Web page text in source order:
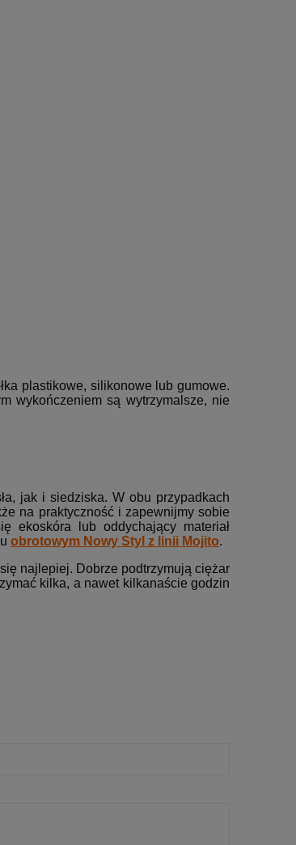
plastikowe, silikonowe lub gumowe.
wykończeniem są wytrzymalsze, nie
jak i siedziska. W obu przypadkach
na praktyczność i zapewnijmy sobie
ekoskóra lub oddychający materiał
obrotowym Nowy Styl z linii Mojito.
najlepiej. Dobrze podtrzymują ciężar
kilka, a nawet kilkanaście godzin